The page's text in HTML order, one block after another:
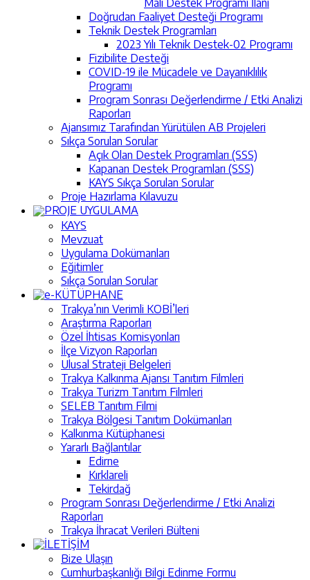
Mali Destek Programı İlanı
Doğrudan Faaliyet Desteği Programı
Teknik Destek Programları
2023 Yılı Teknik Destek-02 Programı
Fizibilite Desteği
COVID-19 ile Mücadele ve Dayanıklılık
Programı
Program Sonrası Değerlendirme / Etki Analizi
Raporları
Ajansımız Tarafından Yürütülen AB Projeleri
Sıkça Sorulan Sorular
Açık Olan Destek Programları (SSS)
Kapanan Destek Programları (SSS)
KAYS Sıkça Sorulan Sorular
Proje Hazırlama Kılavuzu
PROJE UYGULAMA
KAYS
Mevzuat
Uygulama Dokümanları
Eğitimler
Sıkça Sorulan Sorular
e-KÜTÜPHANE
Trakya’nın Verimli KOBİ’leri
Araştırma Raporları
Özel İhtisas Komisyonları
İlçe Vizyon Raporları
Ulusal Strateji Belgeleri
Trakya Kalkınma Ajansı Tanıtım Filmleri
Trakya Turizm Tanıtım Filmleri
SELEB Tanıtım Filmi
Trakya Bölgesi Tanıtım Dokümanları
Kalkınma Kütüphanesi
Yararlı Bağlantılar
Edirne
Kırklareli
Tekirdağ
Program Sonrası Değerlendirme / Etki Analizi
Raporları
Trakya İhracat Verileri Bülteni
İLETİŞİM
Bize Ulaşın
Cumhurbaşkanlığı Bilgi Edinme Formu